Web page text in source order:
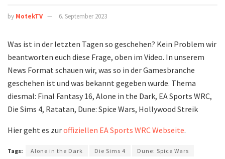
by MotekTV 6. September 2023
Was ist in der letzten Tagen so geschehen? Kein Problem wir
beantworten euch diese Frage, oben im Video. In unserem
News Format schauen wir, was so in der Gamesbranche
geschehen ist und was bekannt gegeben wurde. Thema
diesmal: Final Fantasy 16, Alone in the Dark, EA Sports WRC,
Die Sims 4, Ratatan, Dune: Spice Wars, Hollywood Streik
Hier geht es zuroffiziellen EA Sports WRC Webseite.
Tags: Alone in the Dark Die Sims 4
Dune: Spice Wars